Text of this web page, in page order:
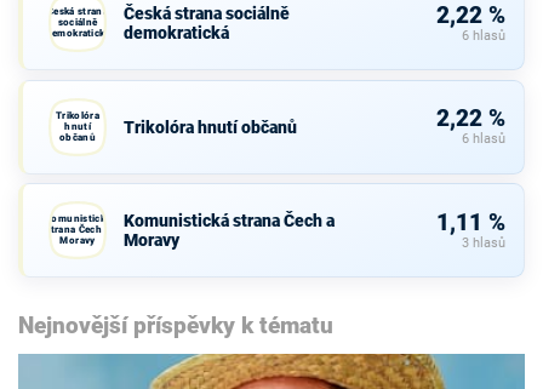
Česká strana
sociálně
demokratická
Česká strana sociálně
demokratická
2,22 %
6 hlasů
Trikolóra
hnutí
občanů
Trikolóra hnutí občanů 2,22 %
6 hlasů
Komunistická
strana Čech a
Moravy
Komunistická strana Čech a
Moravy
1,11 %
3 hlasů
Nejnovější příspěvky k tématu